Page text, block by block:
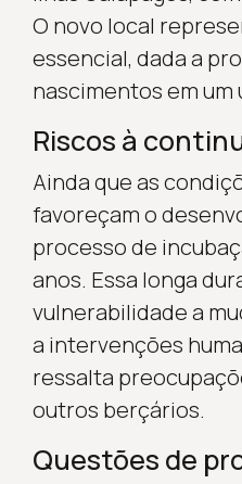
O novo local
essencial, dada a
nascimentos em um
Riscos à
Ainda que as
favoreçam o
processo de
anos. Essa longa
vulnerabilidade a
a intervenções
ressalta
outros berçários.
Questões de